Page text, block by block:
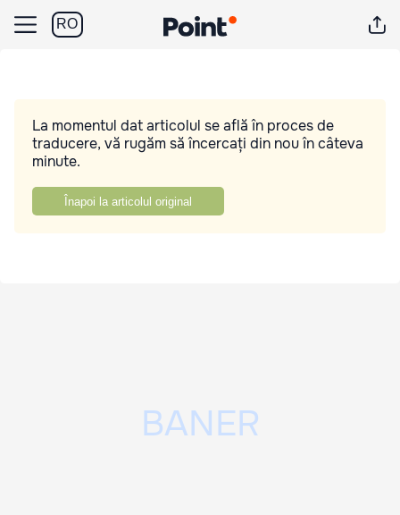
RO
La momentul dat articolul se află în proces de
traducere, vă rugăm să încercați din nou în câteva
minute.
Înapoi la articolul original